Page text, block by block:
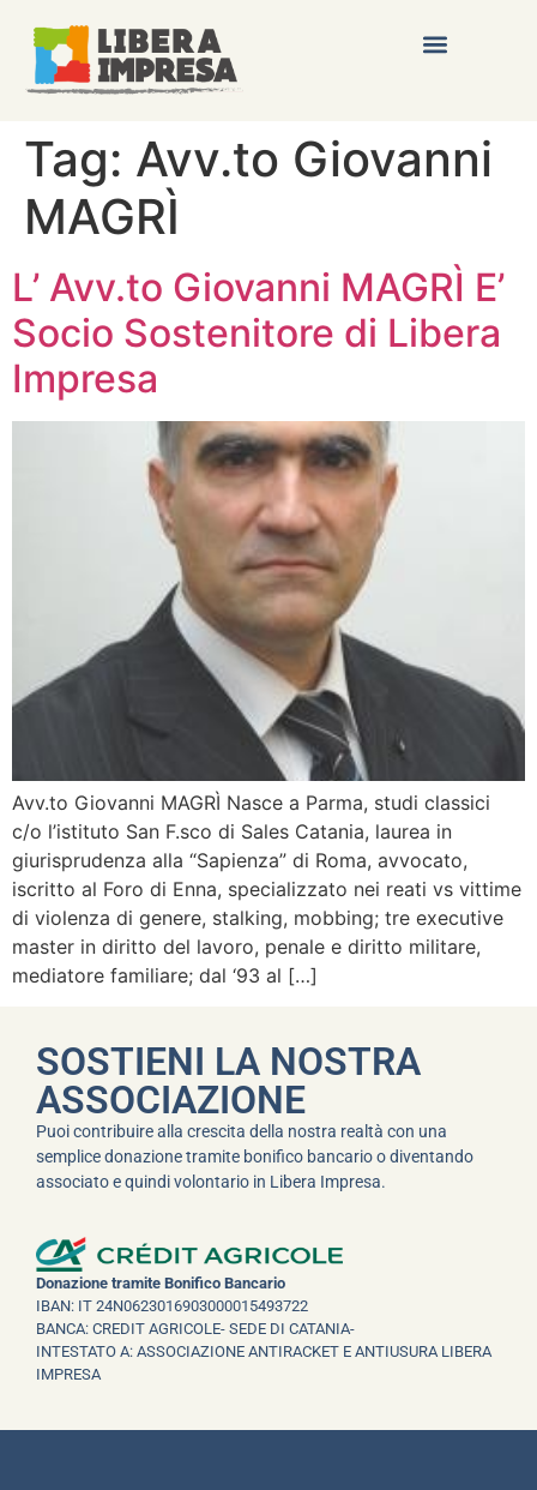
Tag: Avv.to Giovanni
MAGRÌ
L’ Avv.to Giovanni MAGRÌ E’
Socio Sostenitore di Libera
Impresa
Avv.to Giovanni MAGRÌ Nasce a Parma, studi classici
c/o l’istituto San F.sco di Sales Catania, laurea in
giurisprudenza alla “Sapienza” di Roma, avvocato,
iscritto al Foro di Enna, specializzato nei reati vs vittime
di violenza di genere, stalking, mobbing; tre executive
master in diritto del lavoro, penale e diritto militare,
mediatore familiare; dal ‘93 al […]
SOSTIENI LA NOSTRA
ASSOCIAZIONE
Puoi contribuire alla crescita della nostra realtà con una
semplice donazione tramite bonifico bancario o diventando
associato e quindi volontario in Libera Impresa.
Donazione tramite Bonifico Bancario
IBAN: IT 24N0623016903000015493722
BANCA: CREDIT AGRICOLE- SEDE DI CATANIA-
INTESTATO A: ASSOCIAZIONE ANTIRACKET E ANTIUSURA LIBERA
IMPRESA